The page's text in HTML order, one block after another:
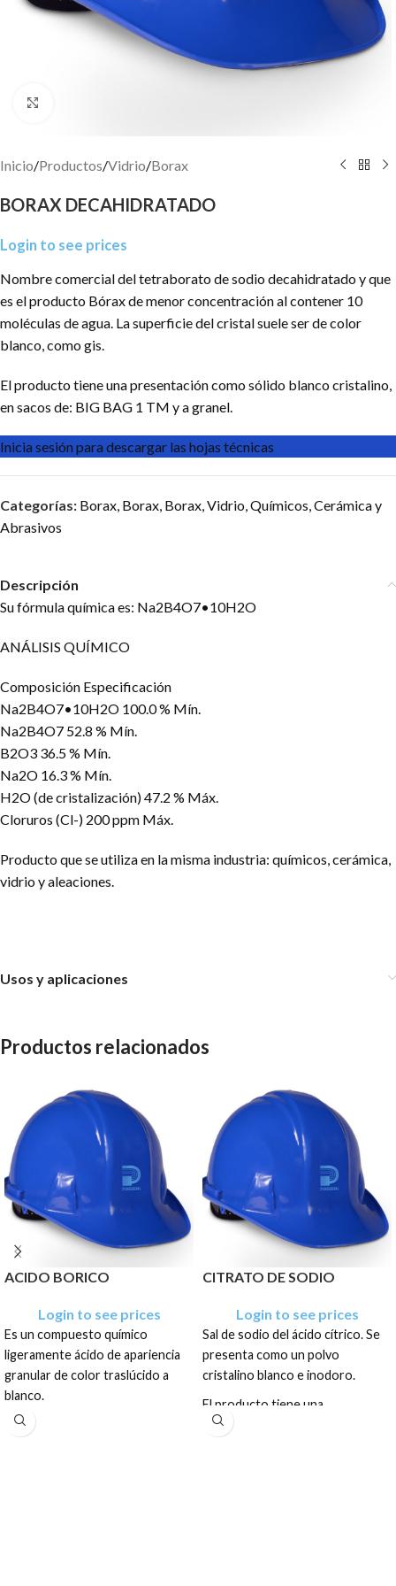
Inicio/Productos/Vidrio/Borax
BORAX DECAHIDRATADO
Login to see prices
Nombre comercial del tetraborato de sodio decahidratado y que
es el producto Bórax de menor concentración al contener 10
moléculas de agua. La superficie del cristal suele ser de color
blanco, como gis.
El producto tiene una presentación como sólido blanco cristalino,
en sacos de: BIG BAG 1 TM y a granel.
Inicia sesión para descargar las hojas técnicas
Categorías: Borax Borax Borax Vidrio Químicos Cerámica y
Abrasivos
Descripción
Su fórmula química es: Na2B4O7•10H2O
ANÁLISIS QUÍMICO
Composición Especificación
Na2B4O7•10H2O 100.0 % Mín.
Na2B4O7 52.8 % Mín.
B2O3 36.5 % Mín.
Na2O 16.3 % Mín.
H2O (de cristalización) 47.2 % Máx.
Cloruros (Cl-) 200 ppm Máx.
Producto que se utiliza en la misma industria: químicos, cerámica,
vidrio y aleaciones.
Usos y aplicaciones
Productos relacionados
ACIDO BORICO
Login to see prices
Es un compuesto químico
ligeramente ácido de apariencia
granular de color traslúcido a
blanco.
El producto tiene una
CITRATO DE SODIO
Login to see prices
Sal de sodio del ácido cítrico. Se
presenta como un polvo
cristalino blanco e inodoro.
El producto tiene una
presentación en polvo cristalino